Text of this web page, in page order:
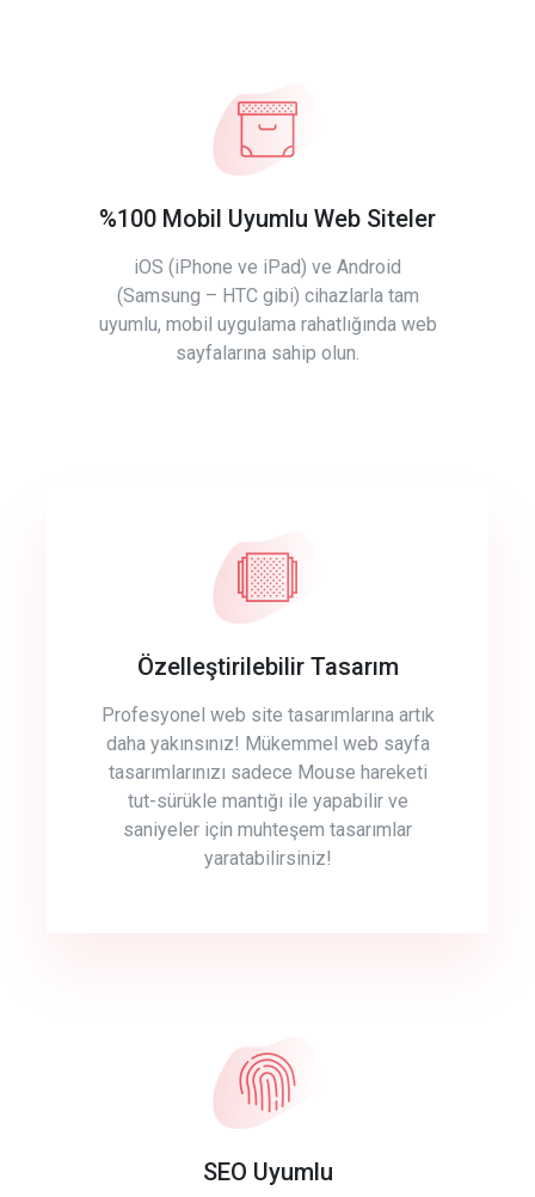
%100 Mobil Uyumlu Web Siteler
iOS (iPhone ve iPad) ve Android
(Samsung – HTC gibi) cihazlarla tam
uyumlu, mobil uygulama rahatlığında web
sayfalarına sahip olun.
Özelleştirilebilir Tasarım
Profesyonel web site tasarımlarına artık
daha yakınsınız! Mükemmel web sayfa
tasarımlarınızı sadece Mouse hareketi
tut-sürükle mantığı ile yapabilir ve
saniyeler için muhteşem tasarımlar
yaratabilirsiniz!
SEO Uyumlu